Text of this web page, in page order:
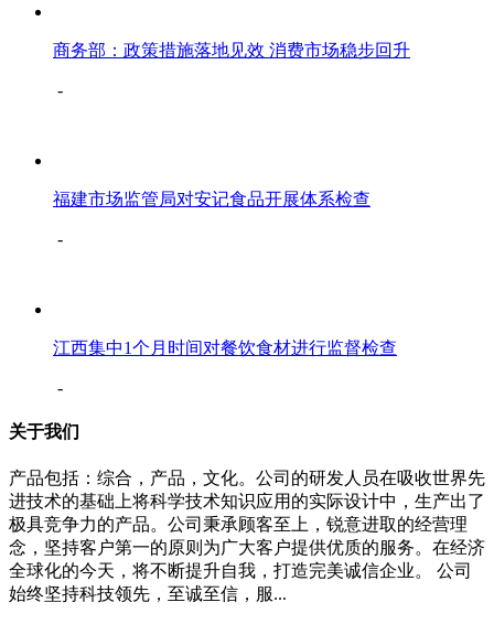
商务部：政策措施落地见效 消费市场稳步回升
-
福建市场监管局对安记食品开展体系检查
-
江西集中1个月时间对餐饮食材进行监督检查
-
关于我们
产品包括：综合，产品，文化。公司的研发人员在吸收世界先
进技术的基础上将科学技术知识应用的实际设计中，生产出了
极具竞争力的产品。公司秉承顾客至上，锐意进取的经营理
念，坚持客户第一的原则为广大客户提供优质的服务。在经济
全球化的今天，将不断提升自我，打造完美诚信企业。 公司
始终坚持科技领先，至诚至信，服...